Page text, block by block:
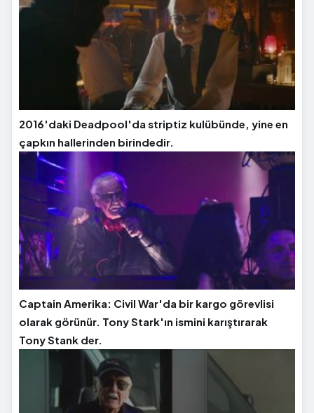
2016'daki Deadpool'da striptiz kulübünde, yine en
çapkın hallerinden birindedir.
Captain Amerika: Civil War'da bir kargo görevlisi
olarak görünür. Tony Stark'ın ismini karıştırarak
Tony Stank der.